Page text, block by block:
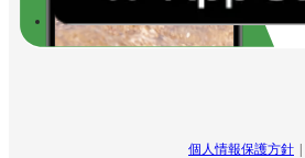
個人情報保護方針